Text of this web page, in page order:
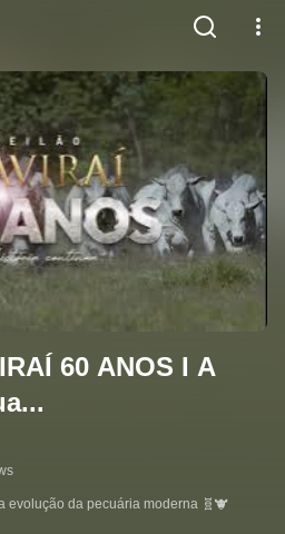
60 ANOS I A
evolução da pecuária moderna 🧬🐮